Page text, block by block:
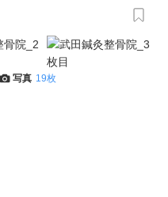
写真 19枚